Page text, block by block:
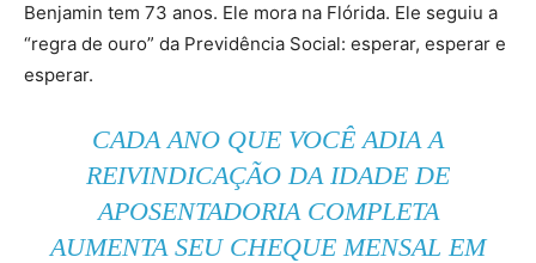
Benjamin tem 73 anos. Ele mora na Flórida. Ele seguiu a
“regra de ouro” da Previdência Social: esperar, esperar e
esperar.
CADA ANO QUE VOCÊ ADIA A
REIVINDICAÇÃO DA IDADE DE
APOSENTADORIA COMPLETA
AUMENTA SEU CHEQUE MENSAL EM